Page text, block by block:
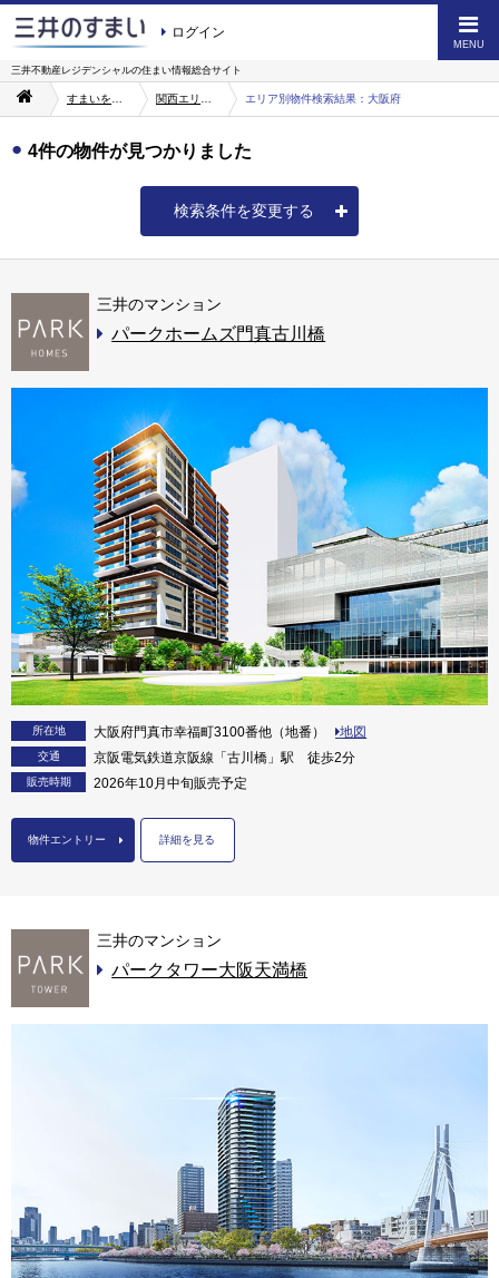
ログイン
MENU
三井不動産レジデンシャルの住まい情報総合サイト
エリア別物件検索結果：大阪府
4件の物件が見つかりました
検索条件を変更する
三井のマンション
パークホームズ門真古川橋
所在地 大阪府門真市幸福町3100番他（地番） 地図
交通 京阪電気鉄道京阪線「古川橋」駅 徒歩2分
販売時期 2026年10月中旬販売予定
物件エントリー 詳細を見る
三井のマンション
パークタワー大阪天満橋